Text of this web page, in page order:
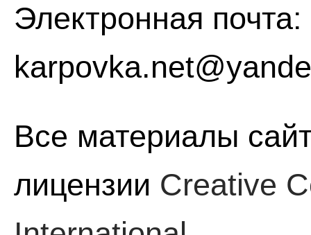
Электронная почта:
Все материалы
лицензии Creative